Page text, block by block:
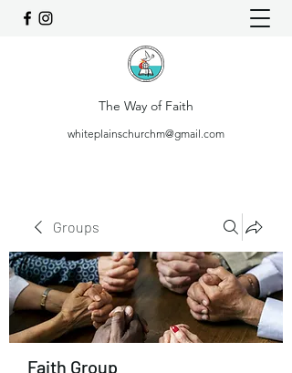
The Way of Faith
whiteplainschurchm@gmail.com
Groups
Faith Group